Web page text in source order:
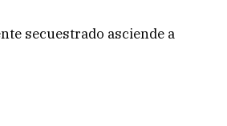
secuestrado asciende a